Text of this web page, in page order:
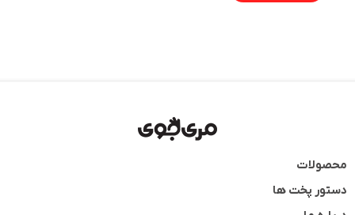
محصولات
دستور پخت ها